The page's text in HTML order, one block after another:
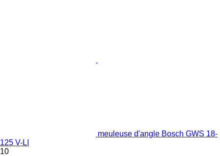
meuleuse d'angle Bosch GWS 18-
125 V-LI
10